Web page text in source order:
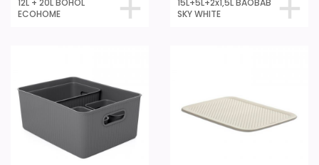
12L + 20L BOHOL
ECOHOME
15L+5L+2x1,5L BAOBAB
SKY WHITE